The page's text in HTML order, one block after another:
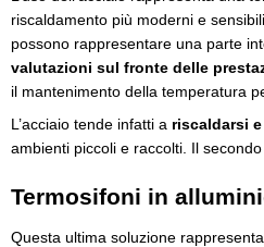
riscaldamento più moderni e
possono rappresentare una parte
valutazioni sul fronte delle
il mantenimento della temperatura
L’acciaio tende infatti a riscaldarsi
ambienti piccoli e raccolti. Il
Termosifoni in
Questa ultima soluzione